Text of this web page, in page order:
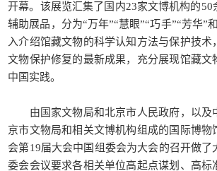
开幕。该展览汇集了国内23家文博机构的50
辅助展品，分为“万年”“慧眼”“巧手”“芳华”
入介绍馆藏文物的科学认知方法与保护技术
文物保护修复的最新成果，充分展现馆藏文
中国实践。
由国家文物局和北京市人民政府，以及
京市文物局和相关文博机构组成的国际博物
会第19届大会中国组委会为大会的召开做了
委会会议要求各相关单位高起点谋划、高标